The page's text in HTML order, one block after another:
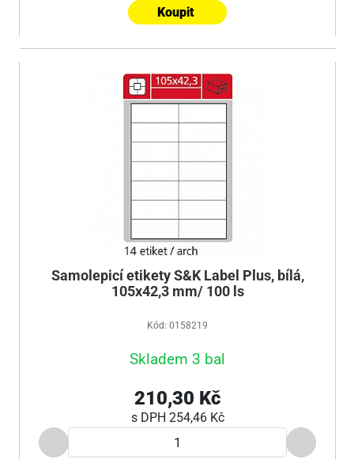
Koupit
Samolepicí etikety S&K Label Plus, bílá,
105x42,3 mm/ 100 ls
Kód: 0158219
Skladem 3 bal
210,30 Kč
s DPH 254,46 Kč